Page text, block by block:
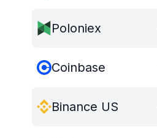
Poloniex
Coinbase
Binance US